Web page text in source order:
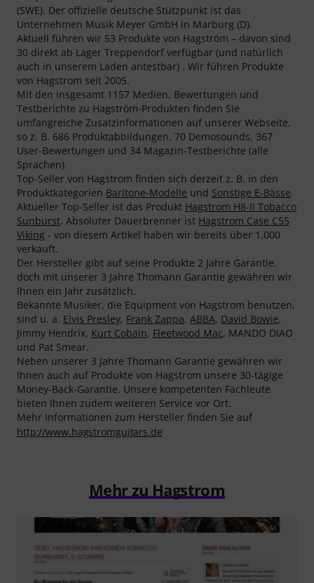
(SWE). Der offizielle deutsche Stützpunkt ist das
Unternehmen Musik Meyer GmbH in Marburg (D).
Aktuell führen wir 53 Produkte von Hagström – davon sind
30 direkt ab Lager Treppendorf verfügbar (und natürlich
auch in unserem Laden antestbar) . Wir führen Produkte
von Hagstrom seit 2005.
Mit den insgesamt 1157 Medien, Bewertungen und
Testberichte zu Hagström-Produkten finden Sie
umfangreiche Zusatzinformationen auf unserer Webseite,
so z. B. 686 Produktabbildungen, 70 Demosounds, 367
User-Bewertungen und 34 Magazin-Testberichte (alle
Sprachen).
Top-Seller von Hagstrom finden sich derzeit z. B. in den
Produktkategorien Baritone-Modelle und Sonstige E-Bässe.
Aktueller Top-Seller ist das Produkt Hagstrom H8-II Tobacco
Sunburst. Absoluter Dauerbrenner ist Hagstrom Case C55
Viking - von diesem Artikel haben wir bereits über 1.000
verkauft.
Der Hersteller gibt auf seine Produkte 2 Jahre Garantie,
doch mit unserer 3 Jahre Thomann Garantie gewähren wir
Ihnen ein Jahr zusätzlich.
Bekannte Musiker, die Equipment von Hagstrom benutzen,
sind u. a. Elvis Presley, Frank Zappa, ABBA, David Bowie,
Jimmy Hendrix, Kurt Cobain, Fleetwood Mac, MANDO DIAO
und Pat Smear.
Neben unserer 3 Jahre Thomann Garantie gewähren wir
Ihnen auch auf Produkte von Hagstrom unsere 30-tägige
Money-Back-Garantie. Unsere kompetenten Fachleute
bieten Ihnen zudem weiteren Service vor Ort.
Mehr Informationen zum Hersteller finden Sie auf
http://www.hagstromguitars.de
Mehr zu Hagstrom